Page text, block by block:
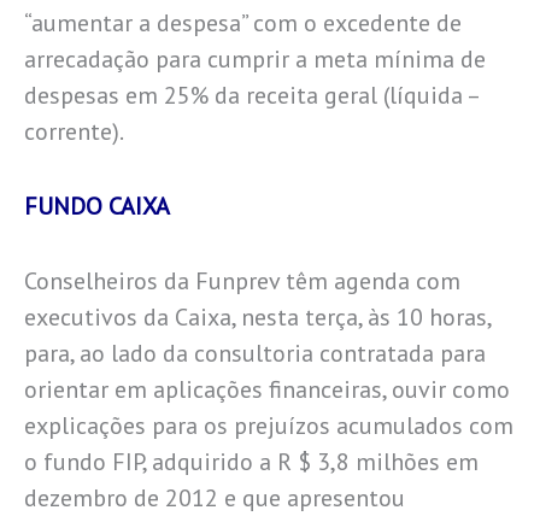
“aumentar a despesa” com o excedente de
arrecadação para cumprir a meta mínima de
despesas em 25% da receita geral (líquida –
corrente).
FUNDO CAIXA
Conselheiros da Funprev têm agenda com
executivos da Caixa, nesta terça, às 10 horas,
para, ao lado da consultoria contratada para
orientar em aplicações financeiras, ouvir como
explicações para os prejuízos acumulados com
o fundo FIP, adquirido a R $ 3,8 milhões em
dezembro de 2012 e que apresentou